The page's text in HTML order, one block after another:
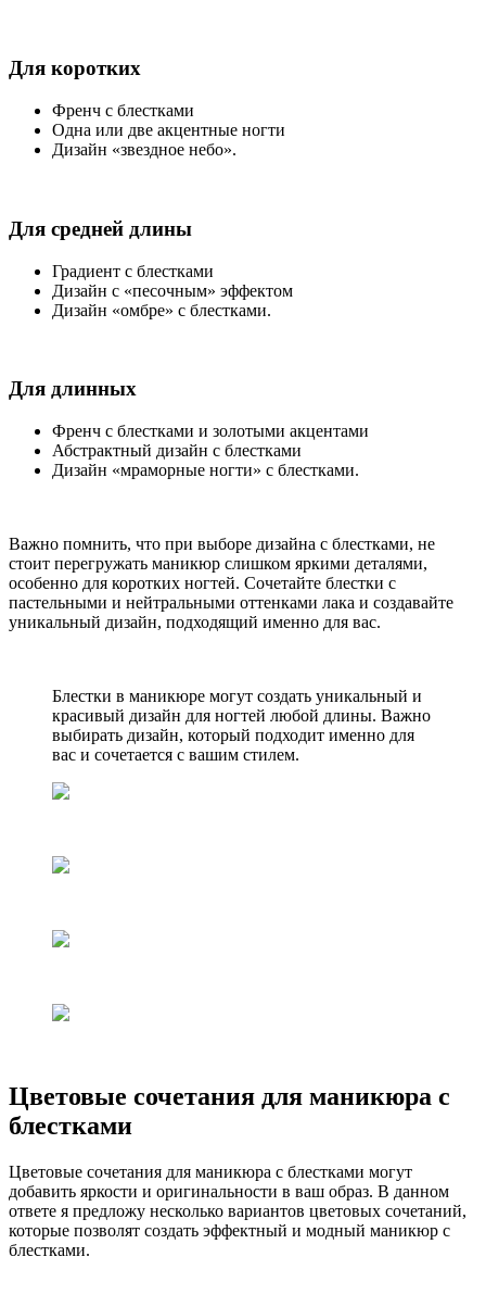
Для коротких
Френч с блестками
Одна или две акцентные ногти
Дизайн «звездное небо».
Для средней длины
Градиент с блестками
Дизайн с «песочным» эффектом
Дизайн «омбре» с блестками.
Для длинных
Френч с блестками и золотыми акцентами
Абстрактный дизайн с блестками
Дизайн «мраморные ногти» с блестками.
Важно помнить, что при выборе дизайна с блестками, не
стоит перегружать маникюр слишком яркими деталями,
особенно для коротких ногтей. Сочетайте блестки с
пастельными и нейтральными оттенками лака и создавайте
уникальный дизайн, подходящий именно для вас.
Блестки в маникюре могут создать уникальный и
красивый дизайн для ногтей любой длины. Важно
выбирать дизайн, который подходит именно для
вас и сочетается с вашим стилем.
Цветовые сочетания для маникюра с
блестками
Цветовые сочетания для маникюра с блестками могут
добавить яркости и оригинальности в ваш образ. В данном
ответе я предложу несколько вариантов цветовых сочетаний,
которые позволят создать эффектный и модный маникюр с
блестками.